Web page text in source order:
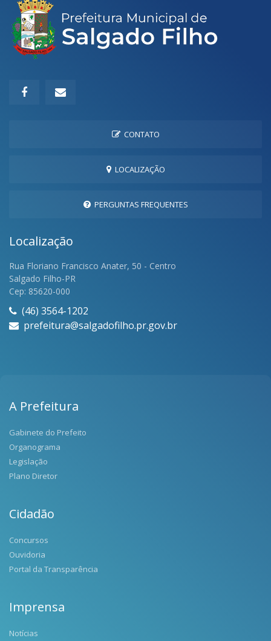
CONTATO
LOCALIZAÇÃO
PERGUNTAS FREQUENTES
Localização
Rua Floriano Francisco Anater, 50 - Centro
Salgado Filho-PR
Cep: 85620-000
(46) 3564-1202
prefeitura@salgadofilho.pr.gov.br
A Prefeitura
Gabinete do Prefeito
Organograma
Legislação
Plano Diretor
Cidadão
Concursos
Ouvidoria
Portal da Transparência
Imprensa
Notícias